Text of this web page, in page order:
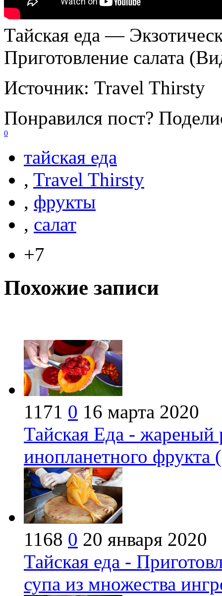
Тайская еда —
Приготовление салата
Источник: Travel Thirsty
Понравился пост?
0
тайская еда
, Travel Thirsty
, фрукты
, салат
+7
Похожие записи
1171 0 16 марта 2020
Тайская Еда - жареный
инопланетного фрукта
1168 0 20 января 2020
Тайская еда -
супа из множества